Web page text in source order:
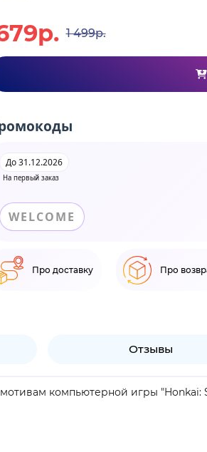
1 499р.
На первый заказ
До 31.12.2026
WELCOME
Про доставку Про
Отзывы
компьютерной игры "Honkai: